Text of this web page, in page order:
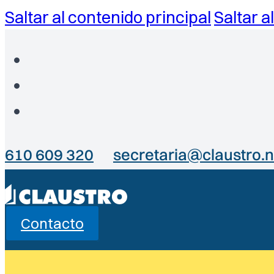
Saltar al contenido principalSaltar
610 609 320
Contacto